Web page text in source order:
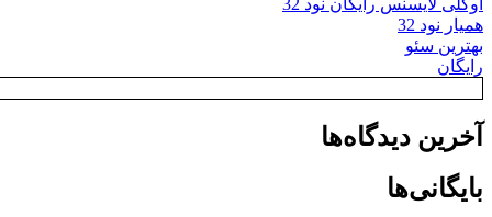
همیار نود 32
بهترین سئو
رایگان
آخرین دیدگاه‌ها
بایگانی‌ها